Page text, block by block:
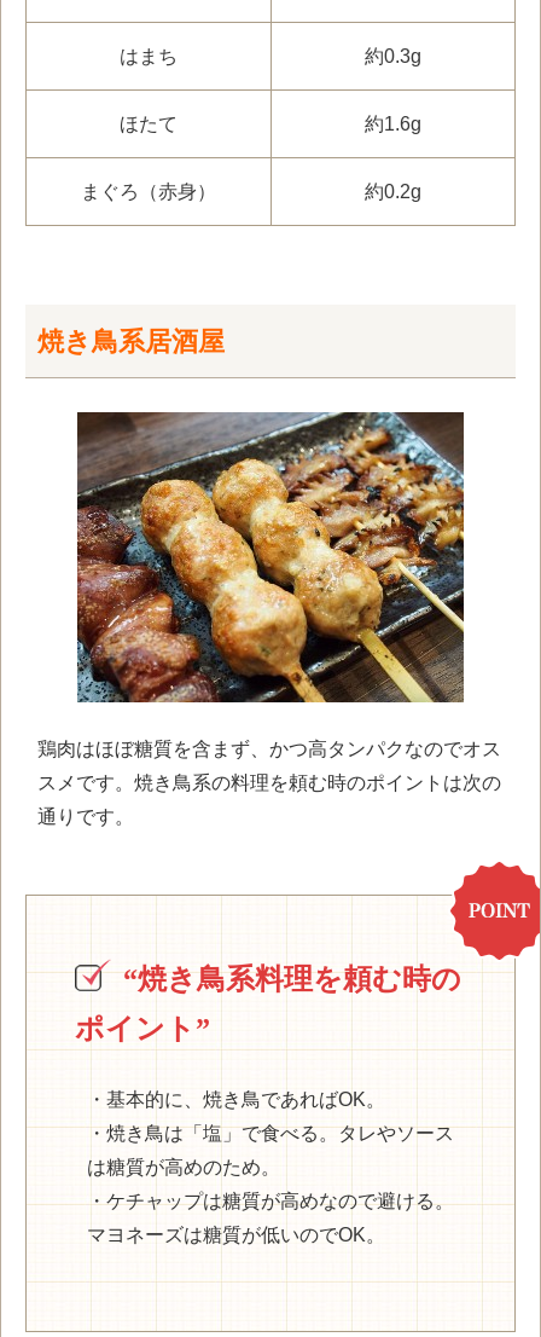
はまち 約0.3g
ほたて 約1.6g
まぐろ（赤身） 約0.2g
焼き鳥系居酒屋
鶏肉はほぼ糖質を含まず、かつ高タンパクなのでオス
スメです。焼き鳥系の料理を頼む時のポイントは次の
通りです。
“焼き鳥系料理を頼む時の
ポイント”
・基本的に、焼き鳥であればOK。
・焼き鳥は「塩」で食べる。タレやソース
は糖質が高めのため。
・ケチャップは糖質が高めなので避ける。
マヨネーズは糖質が低いのでOK。